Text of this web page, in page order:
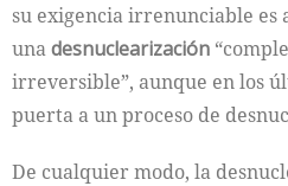
su exigencia irrenunciable es
unadesnuclearización
irreversible”, aunque en los
puerta a un proceso de
De cualquier modo, la